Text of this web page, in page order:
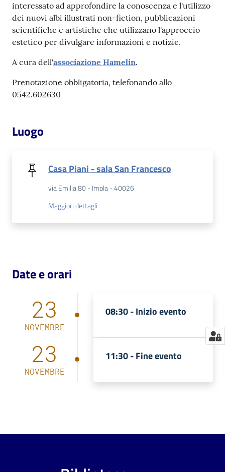
Seguici
su
Catalogo
on line
Chiedi al
interessato ad approfondire la conoscenza e l'utilizzo
dei nuovi albi illustrati non-fiction, pubblicazioni
scientifiche e artistiche che utilizzano l'approccio
estetico per divulgare informazioni e notizie.
A cura dell'associazione Hamelin.
Prenotazione obbligatoria, telefonando allo
0542.602630
Luogo
Casa Piani - sala San Francesco
via Emilia 80 - Imola - 40026
Maggiori dettagli
Date e orari
23
NOVEMBRE
08:30 -Inizio evento
23
NOVEMBRE
11:30 -Fine evento